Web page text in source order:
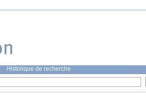
Historique de recherche